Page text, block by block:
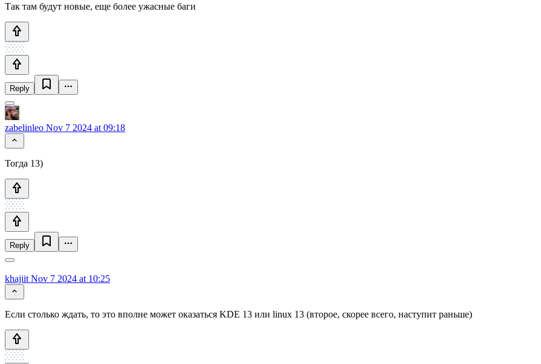
Так там будут новые, еще более ужасные баги
Reply
zabelinleo Nov 7 2024 at 09:18
Тогда 13)
Reply
khajiit Nov 7 2024 at 10:25
Если столько ждать, то это вполне может оказаться KDE 13 или linux 13 (второе, скорее всего, наступит раньше)